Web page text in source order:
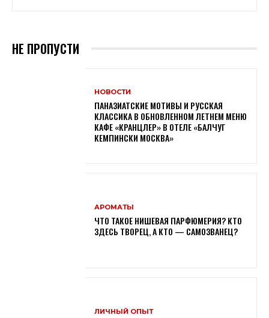
НЕ ПРОПУСТИ
НОВОСТИ
ПАНАЗИАТСКИЕ МОТИВЫ И РУССКАЯ
КЛАССИКА В ОБНОВЛЕННОМ ЛЕТНЕМ МЕНЮ
КАФЕ «КРАНЦЛЕР» В ОТЕЛЕ «БАЛЧУГ
КЕМПИНСКИ МОСКВА»
АРОМАТЫ
ЧТО ТАКОЕ НИШЕВАЯ ПАРФЮМЕРИЯ? КТО
ЗДЕСЬ ТВОРЕЦ, А КТО — САМОЗВАНЕЦ?
ЛИЧНЫЙ ОПЫТ